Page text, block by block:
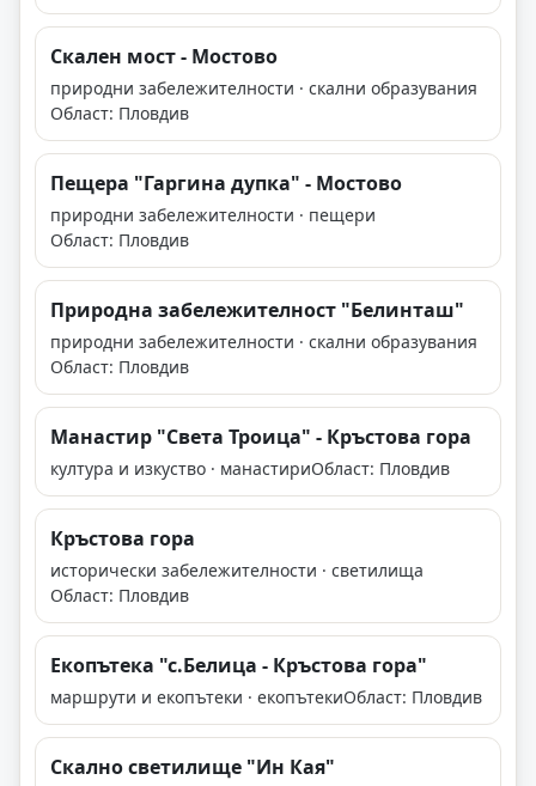
Скален мост - Мостово
природни забележителности · скални образувания
Област: Пловдив
Пещера "Гаргина дупка" - Мостово
природни забележителности · пещери
Област: Пловдив
Природна забележителност "Белинташ"
природни забележителности · скални образувания
Област: Пловдив
Манастир "Света Троица" - Кръстова гора
култура и изкуство · манастириОбласт: Пловдив
Кръстова гора
исторически забележителности · светилища
Област: Пловдив
Екопътека "с.Белица - Кръстова гора"
маршрути и екопътеки · екопътекиОбласт: Пловдив
Скално светилище "Ин Кая"